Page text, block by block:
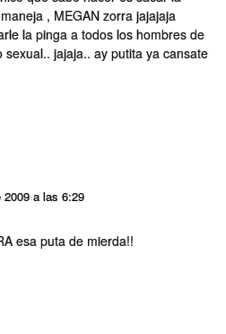
, MEGAN zorra jajajaja
la pinga a todos los hombres de
jajaja.. ay putita ya cansate
2009 a las 6:29
esa puta de mierda!!